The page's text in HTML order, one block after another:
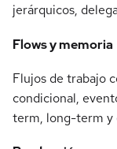
jerárquicos,
Flows y memoria
Flujos de trabajo
condicional,
term, long-term y